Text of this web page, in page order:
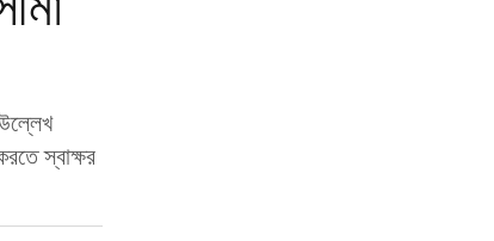
স্বাক্ষর